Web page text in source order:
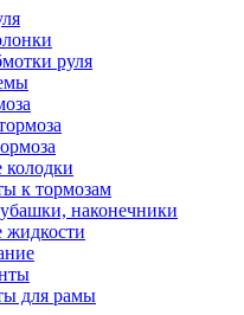
руля
к тормозам
наконечники
жидкости
для рамы